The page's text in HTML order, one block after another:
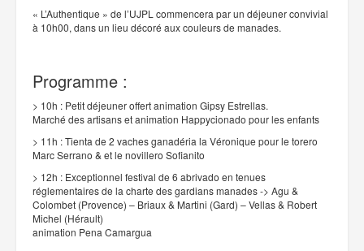
« L’Authentique » de l’UJPL commencera par un déjeuner convivial
à 10h00, dans un lieu décoré aux couleurs de manades.
Programme :
> 10h : Petit déjeuner offert animation Gipsy Estrellas.
Marché des artisans et animation Happycionado pour les enfants
> 11h : Tienta de 2 vaches ganadéria la Véronique pour le torero
Marc Serrano & et le novillero Sofianito
> 12h : Exceptionnel festival de 6 abrivado en tenues
réglementaires de la charte des gardians manades -> Agu &
Colombet (Provence) – Briaux & Martini (Gard) – Vellas & Robert
Michel (Hérault)
animation Pena Camargua